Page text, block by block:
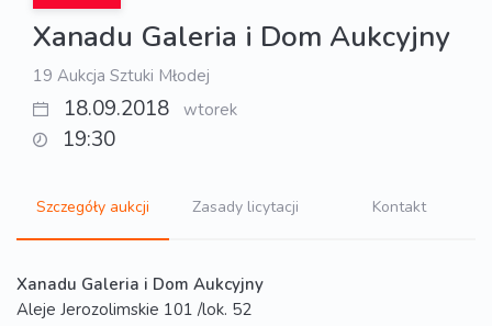
Xanadu Galeria i Dom Aukcyjny
19 Aukcja Sztuki Młodej
18.09.2018 wtorek
19:30
Szczegóły aukcji Zasady licytacji Kontakt
Xanadu Galeria i Dom Aukcyjny
Aleje Jerozolimskie 101 /lok. 52